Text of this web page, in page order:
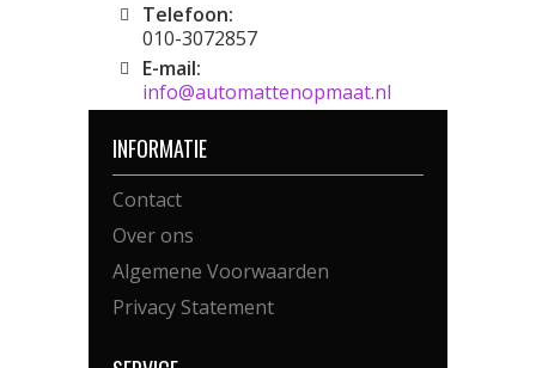
Telefoon:
010-3072857
E-mail:
info@automattenopmaat.nl
INFORMATIE
Contact
Over ons
Algemene Voorwaarden
Privacy Statement